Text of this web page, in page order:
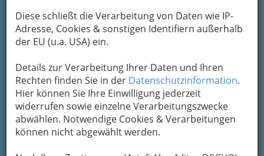
Diese schließt die Verarbeitung von Daten wie IP-
Adresse, Cookies & sonstigen Identifiern außerhalb
der EU (u.a. USA) ein.
Details zur Verarbeitung Ihrer Daten und Ihren
Rechten finden Sie in der Datenschutzinformation.
Hier können Sie Ihre Einwilligung jederzeit
widerrufen sowie einzelne Verarbeitungszwecke
abwählen. Notwendige Cookies & Verarbeitungen
können nicht abgewählt werden.
Karte anzeigen
Kontaktaufnahme
Um die Info-Graz Firmenvor Spam-Mails zu
bewahren, verwenden wir an dieser Stelle zur
Übermittlung Ihrer Nachricht ein sicheres
Formular. Ihre Nachricht wird nach dem
Absenden umgehend per Mail an das
Unternehmen 3Dglas Citypark weitergeleitet.